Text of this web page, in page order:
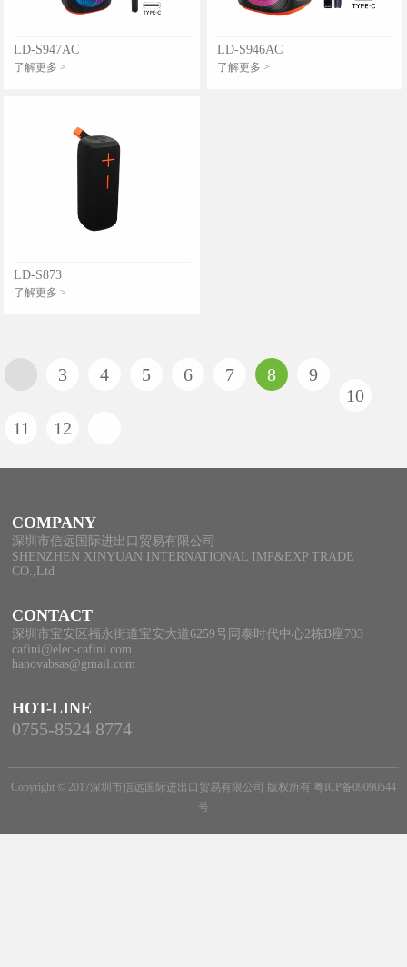
LD-S947AC
了解更多 >
LD-S946AC
了解更多 >
LD-S873
了解更多 >
3 4 5 6 7 8
9
10
11
12
COMPANY
深圳市信远国际进出口贸易有限公司
SHENZHEN XINYUAN INTERNATIONAL IMP&EXP TRADE
CO.,Ltd
CONTACT
深圳市宝安区福永街道宝安大道6259号同泰时代中心2栋B座703
cafini@elec-cafini.com
hanovabsas@gmail.com
HOT-LINE
0755-8524 8774
Copyright © 2017深圳市信远国际进出口贸易有限公司 版权所有 粤ICP备09090544
号